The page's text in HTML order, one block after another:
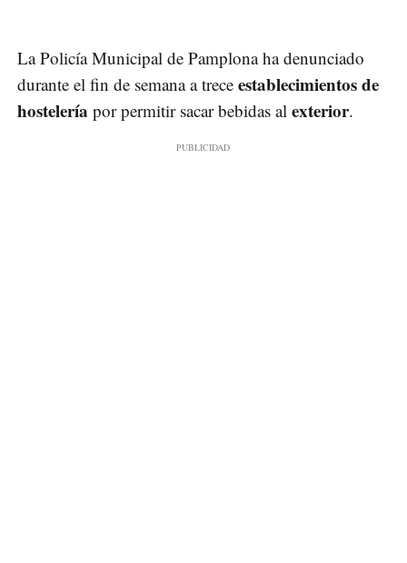
La Policía Municipal de Pamplona ha denunciado
durante el fin de semana a trece establecimientos de
hostelería por permitir sacar bebidas al exterior.